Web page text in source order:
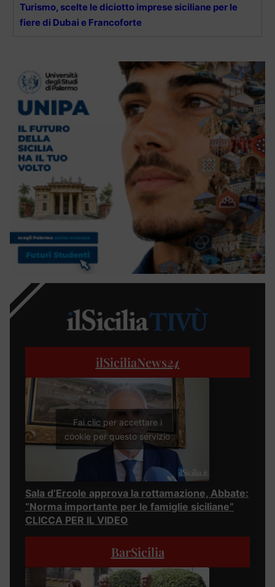
Turismo, scelte le diciotto imprese siciliane per le
fiere di Dubai e Francoforte
ilSiciliaNews24
Fai clic per accettare i
cookie per questo servizio
Sala d’Ercole approva la rottamazione, Abbate:
“Norma importante per le famiglie siciliane”
CLICCA PER IL VIDEO
BarSicilia